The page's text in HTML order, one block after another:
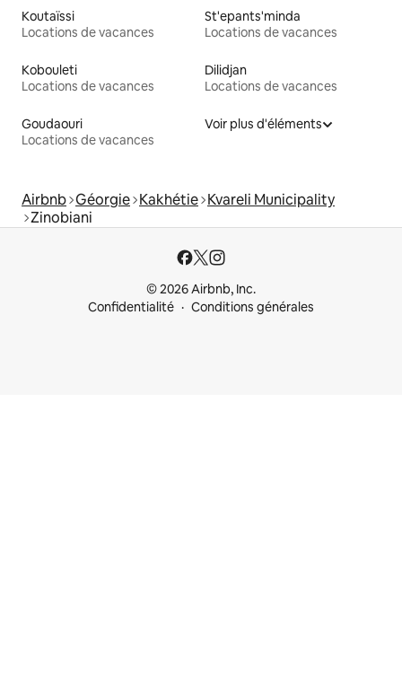
Koutaïssi
Locations de vacances
St'epants'minda
Locations de vacances
Kobouleti
Locations de vacances
Dilidjan
Locations de vacances
Goudaouri
Locations de vacances
Voir plus d'éléments
Airbnb Géorgie Kakhétie Kvareli Municipality
Zinobiani
© 2026 Airbnb, Inc.
Confidentialité
Conditions générales